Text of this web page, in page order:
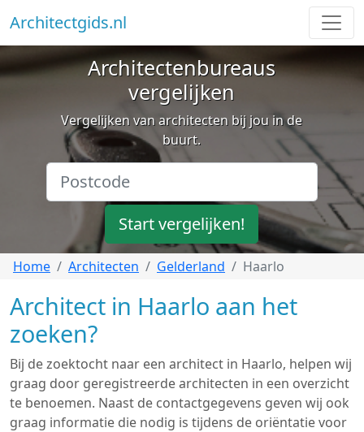
Architectgids.nl
Architectenbureaus
vergelijken
Vergelijken van architecten bij jou in de
buurt.
Start vergelijken!
Home Architecten Gelderland Haarlo
Architect in Haarlo aan het
zoeken?
Bij de zoektocht naar een architect in Haarlo, helpen wij
graag door geregistreerde architecten in een overzicht
te benoemen. Naast de contactgegevens geven wij ook
graag informatie die nodig is tijdens de oriëntatie voor